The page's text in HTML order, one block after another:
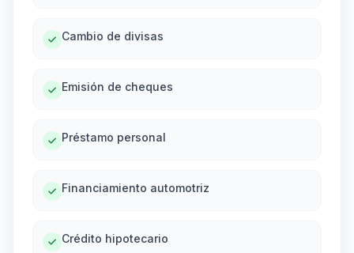
Cambio de divisas
Emisión de cheques
Préstamo personal
Financiamiento automotriz
Crédito hipotecario